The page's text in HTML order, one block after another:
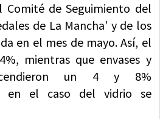
Comité de Seguimiento del
de La Mancha’ y de los
en el mes de mayo. Así, el
mientras que envases y
un 4 y 8%
en el caso del vidrio se